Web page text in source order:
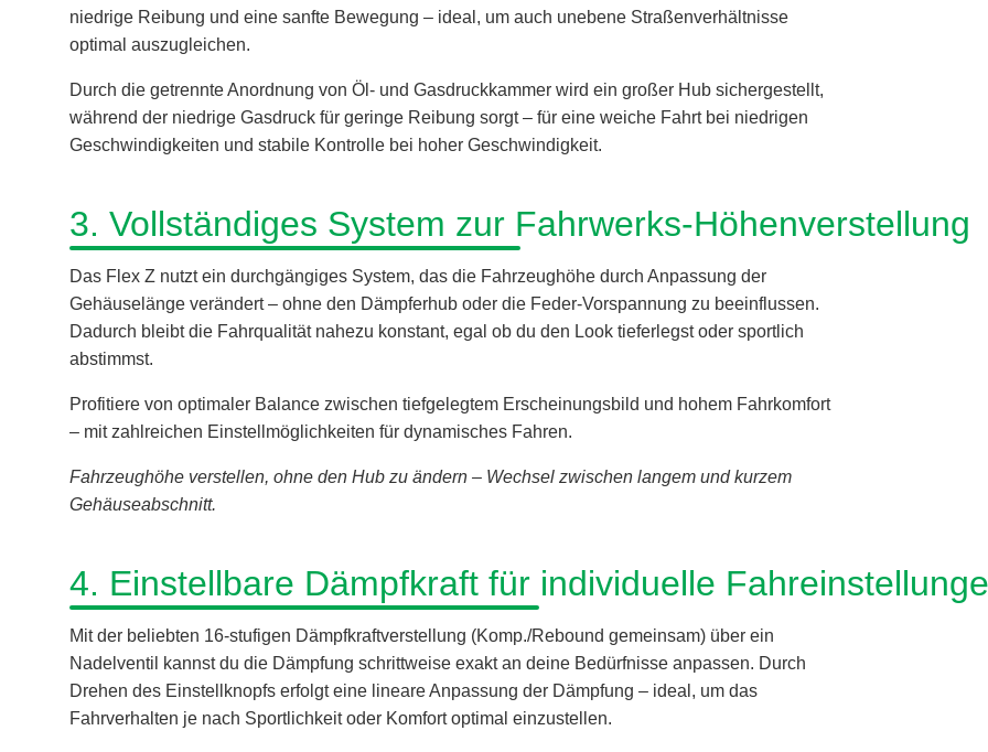
niedrige Reibung und eine sanfte Bewegung – ideal, um auch unebene Straßenverhältnisse
optimal auszugleichen.
Durch die getrennte Anordnung von Öl- und Gasdruckkammer wird ein großer Hub sichergestellt,
während der niedrige Gasdruck für geringe Reibung sorgt – für eine weiche Fahrt bei niedrigen
Geschwindigkeiten und stabile Kontrolle bei hoher Geschwindigkeit.
3. Vollständiges System zur Fahrwerks-Höhenverstellung
Das Flex Z nutzt ein durchgängiges System, das die Fahrzeughöhe durch Anpassung der
Gehäuselänge verändert – ohne den Dämpferhub oder die Feder-Vorspannung zu beeinflussen.
Dadurch bleibt die Fahrqualität nahezu konstant, egal ob du den Look tieferlegst oder sportlich
abstimmst.
Profitiere von optimaler Balance zwischen tiefgelegtem Erscheinungsbild und hohem Fahrkomfort
– mit zahlreichen Einstellmöglichkeiten für dynamisches Fahren.
Fahrzeughöhe verstellen, ohne den Hub zu ändern – Wechsel zwischen langem und kurzem
Gehäuseabschnitt.
4. Einstellbare Dämpfkraft für individuelle
Mit der beliebten 16-stufigen Dämpfkraftverstellung (Komp./Rebound gemeinsam) über ein
Nadelventil kannst du die Dämpfung schrittweise exakt an deine Bedürfnisse anpassen. Durch
Drehen des Einstellknopfs erfolgt eine lineare Anpassung der Dämpfung – ideal, um das
Fahrverhalten je nach Sportlichkeit oder Komfort optimal einzustellen.